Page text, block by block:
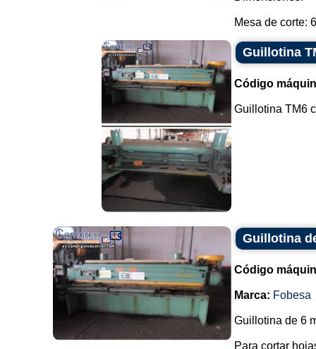
Mesa de corte:
Guillotina
Código
Guillotina TM6
Guillotina
Código
Marca: Fobesa
Guillotina de 6
Para cortar